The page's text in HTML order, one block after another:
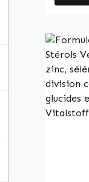
gras
de